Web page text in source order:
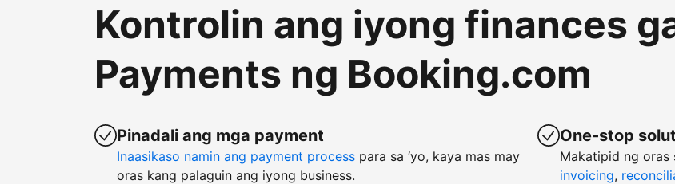
Kontrolin ang iyong finances
Payments ng Booking.com
Pinadali ang mga payment
Inaasikaso namin ang payment process para sa ‘yo, kaya mas may
oras kang palaguin ang iyong business.
One-stop
Makatipid ng oras
invoicing,